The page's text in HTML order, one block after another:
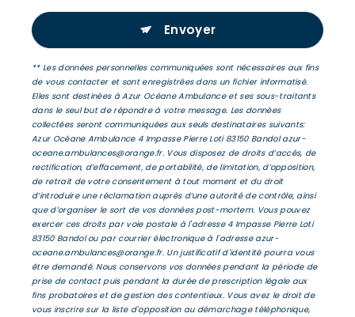
Envoyer
** Les données personnelles communiquées sont nécessaires aux fins
de vous contacter et sont enregistrées dans un fichier informatisé.
Elles sont destinées à Azur Océane Ambulance et ses sous-traitants
dans le seul but de répondre à votre message. Les données
collectées seront communiquées aux seuls destinataires suivants:
Azur Océane Ambulance 4 Impasse Pierre Loti 83150 Bandol azur-
oceane.ambulances@orange.fr. Vous disposez de droits d’accès, de
rectification, d’effacement, de portabilité, de limitation, d’opposition,
de retrait de votre consentement à tout moment et du droit
d’introduire une réclamation auprès d’une autorité de contrôle, ainsi
que d’organiser le sort de vos données post-mortem. Vous pouvez
exercer ces droits par voie postale à l'adresse 4 Impasse Pierre Loti
83150 Bandol ou par courrier électronique à l'adresse azur-
oceane.ambulances@orange.fr. Un justificatif d'identité pourra vous
être demandé. Nous conservons vos données pendant la période de
prise de contact puis pendant la durée de prescription légale aux
fins probatoires et de gestion des contentieux. Vous avez le droit de
vous inscrire sur la liste d'opposition au démarchage téléphonique,